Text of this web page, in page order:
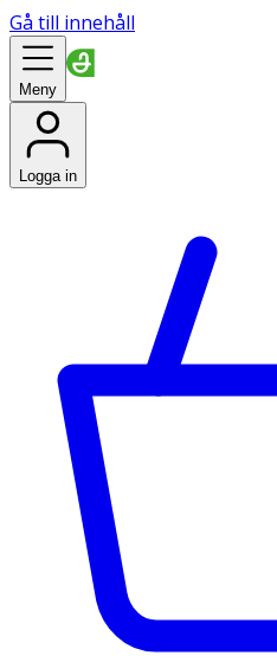
Gå till innehåll
Meny
Logga in